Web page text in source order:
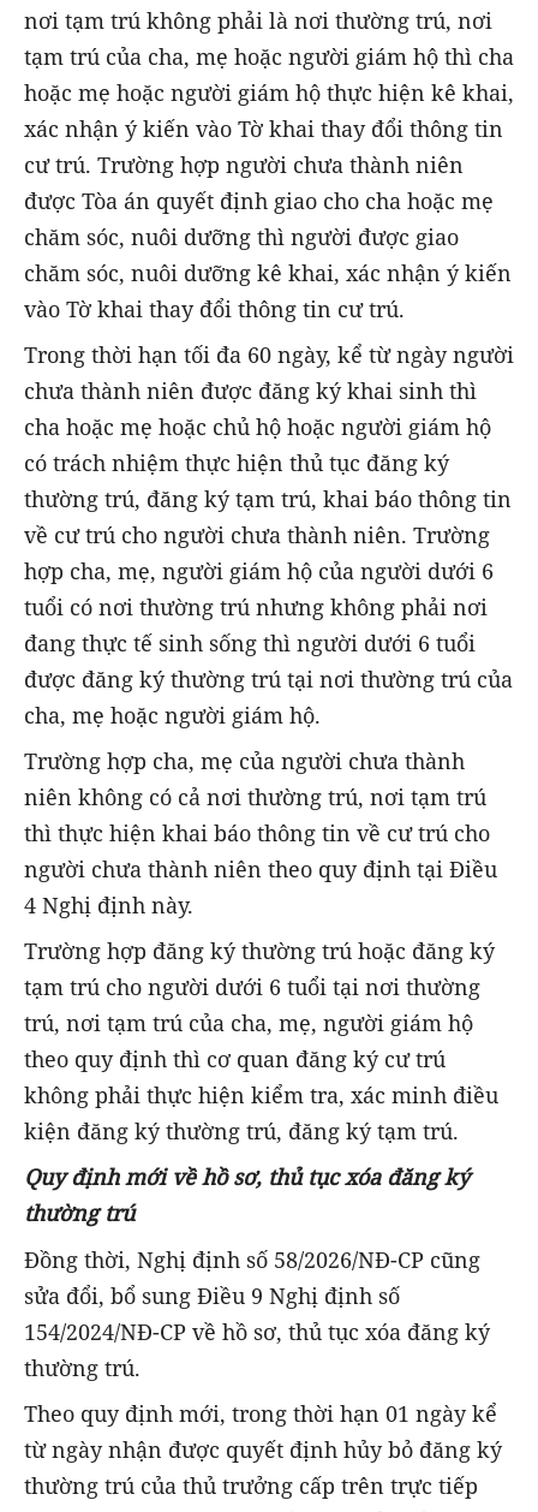
nơi tạm trú không phải là nơi thường trú, nơi
tạm trú của cha, mẹ hoặc người giám hộ thì cha
hoặc mẹ hoặc người giám hộ thực hiện kê khai,
xác nhận ý kiến vào Tờ khai thay đổi thông tin
cư trú. Trường hợp người chưa thành niên
được Tòa án quyết định giao cho cha hoặc mẹ
chăm sóc, nuôi dưỡng thì người được giao
chăm sóc, nuôi dưỡng kê khai, xác nhận ý kiến
vào Tờ khai thay đổi thông tin cư trú.
Trong thời hạn tối đa 60 ngày, kể từ ngày người
chưa thành niên được đăng ký khai sinh thì
cha hoặc mẹ hoặc chủ hộ hoặc người giám hộ
có trách nhiệm thực hiện thủ tục đăng ký
thường trú, đăng ký tạm trú, khai báo thông tin
về cư trú cho người chưa thành niên. Trường
hợp cha, mẹ, người giám hộ của người dưới 6
tuổi có nơi thường trú nhưng không phải nơi
đang thực tế sinh sống thì người dưới 6 tuổi
được đăng ký thường trú tại nơi thường trú của
cha, mẹ hoặc người giám hộ.
Trường hợp cha, mẹ của người chưa thành
niên không có cả nơi thường trú, nơi tạm trú
thì thực hiện khai báo thông tin về cư trú cho
người chưa thành niên theo quy định tại Điều
4 Nghị định này.
Trường hợp đăng ký thường trú hoặc đăng ký
tạm trú cho người dưới 6 tuổi tại nơi thường
trú, nơi tạm trú của cha, mẹ, người giám hộ
theo quy định thì cơ quan đăng ký cư trú
không phải thực hiện kiểm tra, xác minh điều
kiện đăng ký thường trú, đăng ký tạm trú.
Quy định mới về hồ sơ, thủ tục xóa đăng ký
thường trú
Đồng thời, Nghị định số 58/2026/NĐ-CP cũng
sửa đổi, bổ sung Điều 9 Nghị định số
154/2024/NĐ-CP về hồ sơ, thủ tục xóa đăng ký
thường trú.
Theo quy định mới, trong thời hạn 01 ngày kể
từ ngày nhận được quyết định hủy bỏ đăng ký
thường trú của thủ trưởng cấp trên trực tiếp